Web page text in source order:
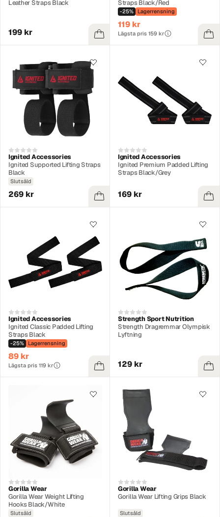
Leather Straps Black
199 kr
Straps Black/Red
-25% Lagerrensning
119 kr
Lägsta pris 159 kr
Ignited Accessories
Ignited Supported Lifting Straps
Black
Slutsåld
269 kr
Ignited Accessories
Ignited Premium Padded Lifting
Straps Black/Grey
169 kr
Ignited Accessories
Ignited Classic Padded Lifting
Straps Black
-25% Lagerrensning
89 kr
Lägsta pris 119 kr
Strength Sport Nutrition
Strength Dragremmar Olympisk
Lyftning
129 kr
Gorilla Wear
Gorilla Wear Weight Lifting
Hooks Black/White
Slutsåld
Gorilla Wear
Gorilla Wear Lifting Grips Black
Slutsåld